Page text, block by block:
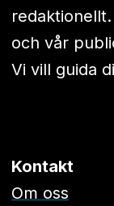
och vår
Vi vill guida
Kontakt
Om oss